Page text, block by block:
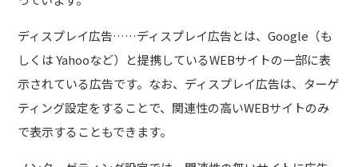
ディスプレイ広告……ディスプレイ広告とは、Google（も
しくは Yahooなど）と提携しているWEBサイトの一部に表
示されている広告です。なお、ディスプレイ広告は、ターゲ
ティング設定をすることで、関連性の高いWEBサイトのみ
で表示することもできます。